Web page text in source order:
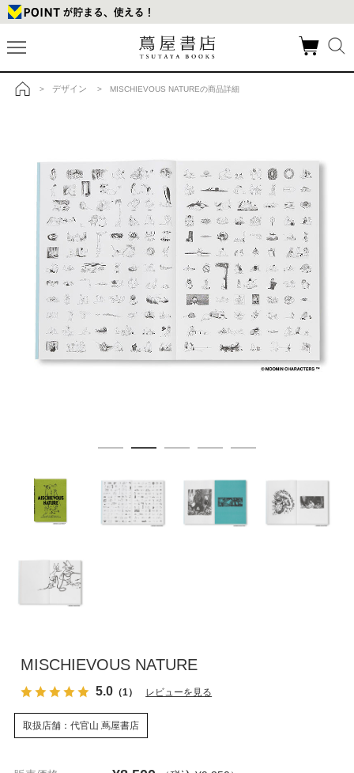
> デザイン > MISCHIEVOUS NATUREの商品詳細
MISCHIEVOUS NATURE
5.0 （1） レビューを見る
取扱店舗：代官山 蔦屋書店